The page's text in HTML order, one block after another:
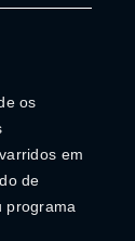
os
em
de
programa